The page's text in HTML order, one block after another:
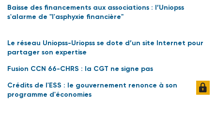
Baisse des financements aux associations : l’Uniopss
s'alarme de "l'asphyxie financière"
Le réseau Uniopss-Uriopss se dote d’un site Internet pour
partager son expertise
Fusion CCN 66-CHRS : la CGT ne signe pas
Crédits de l'ESS : le gouvernement renonce à son
programme d'économies